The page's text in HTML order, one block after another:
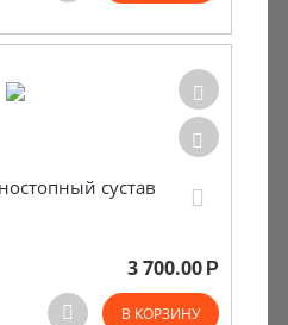
сустав
3 700.00 Р
В КОРЗИНУ